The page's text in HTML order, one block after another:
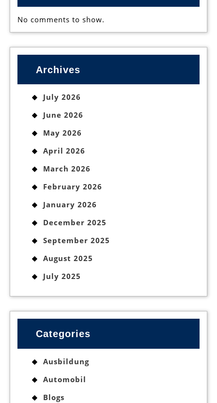
No comments to show.
Archives
July 2026
June 2026
May 2026
April 2026
March 2026
February 2026
January 2026
December 2025
September 2025
August 2025
July 2025
Categories
Ausbildung
Automobil
Blogs